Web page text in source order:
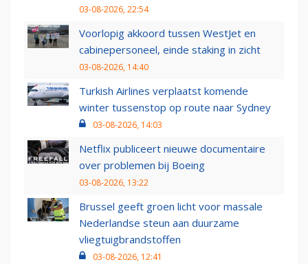
03-08-2026, 22:54
Voorlopig akkoord tussen WestJet en
cabinepersoneel, einde staking in zicht
03-08-2026, 14:40
Turkish Airlines verplaatst komende
winter tussenstop op route naar Sydney
03-08-2026, 14:03
Netflix publiceert nieuwe documentaire
over problemen bij Boeing
03-08-2026, 13:22
Brussel geeft groen licht voor massale
Nederlandse steun aan duurzame
vliegtuigbrandstoffen
03-08-2026, 12:41